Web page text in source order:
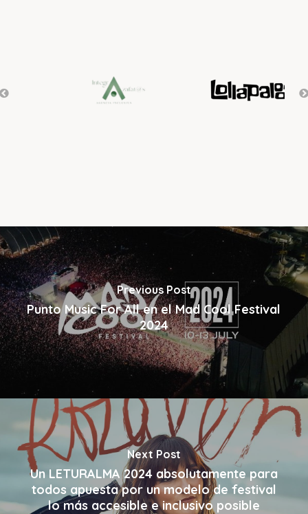
Previous Post
Punto Music For All en el Mad Cool Festival
2024
Next Post
Un LETURALMA 2024 absolutamente para
todos apuesta por un modelo de festival
lo más accesible e inclusivo posible